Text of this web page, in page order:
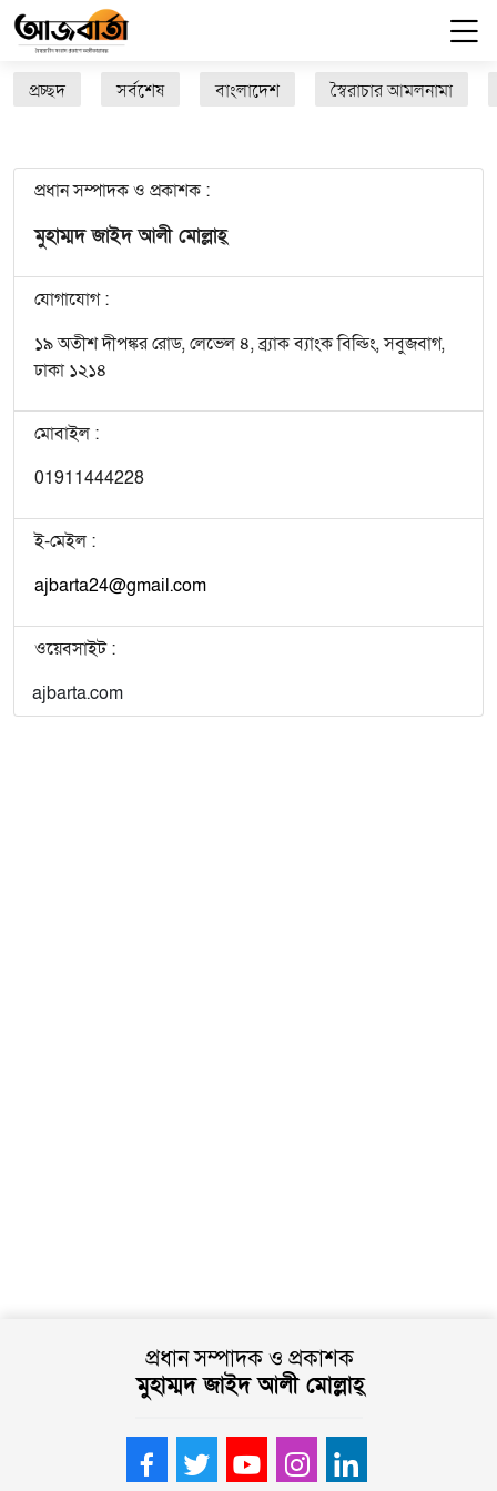
প্রচ্ছদ সর্বশেষ বাংলাদেশ স্বৈরাচার আমলনামা
প্রধান সম্পাদক ও প্রকাশক :
মুহাম্মদ জাইদ আলী মোল্লাহ্
যোগাযোগ :
১৯ অতীশ দীপঙ্কর রোড, লেভেল ৪, ব্র্যাক ব্যাংক বিল্ডিং, সবুজবাগ,
ঢাকা ১২১৪
মোবাইল :
01911444228
ই-মেইল :
ajbarta24@gmail.com
ওয়েবসাইট :
ajbarta.com
প্রধান সম্পাদক ও প্রকাশক
মুহাম্মদ জাইদ আলী মোল্লাহ্